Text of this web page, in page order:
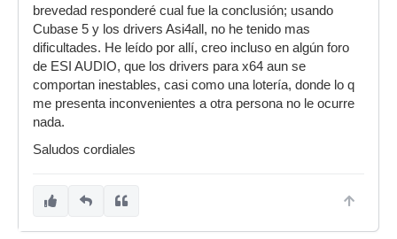
brevedad responderé cual fue la conclusión; usando
Cubase 5 y los drivers Asi4all, no he tenido mas
dificultades. He leído por allí, creo incluso en algún foro
de ESI AUDIO, que los drivers para x64 aun se
comportan inestables, casi como una lotería, donde lo q
me presenta inconvenientes a otra persona no le ocurre
nada.
Saludos cordiales